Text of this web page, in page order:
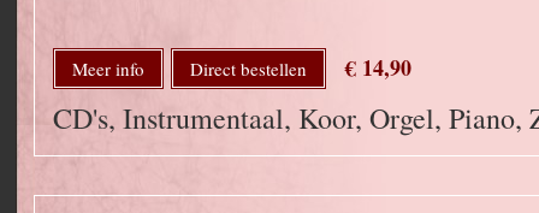
Meer info Direct bestellen € 14,90
CD's, Instrumentaal, Koor, Orgel, Piano,